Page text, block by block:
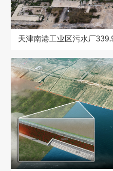
天津南港工业区污水厂
天津南港工业区污水厂